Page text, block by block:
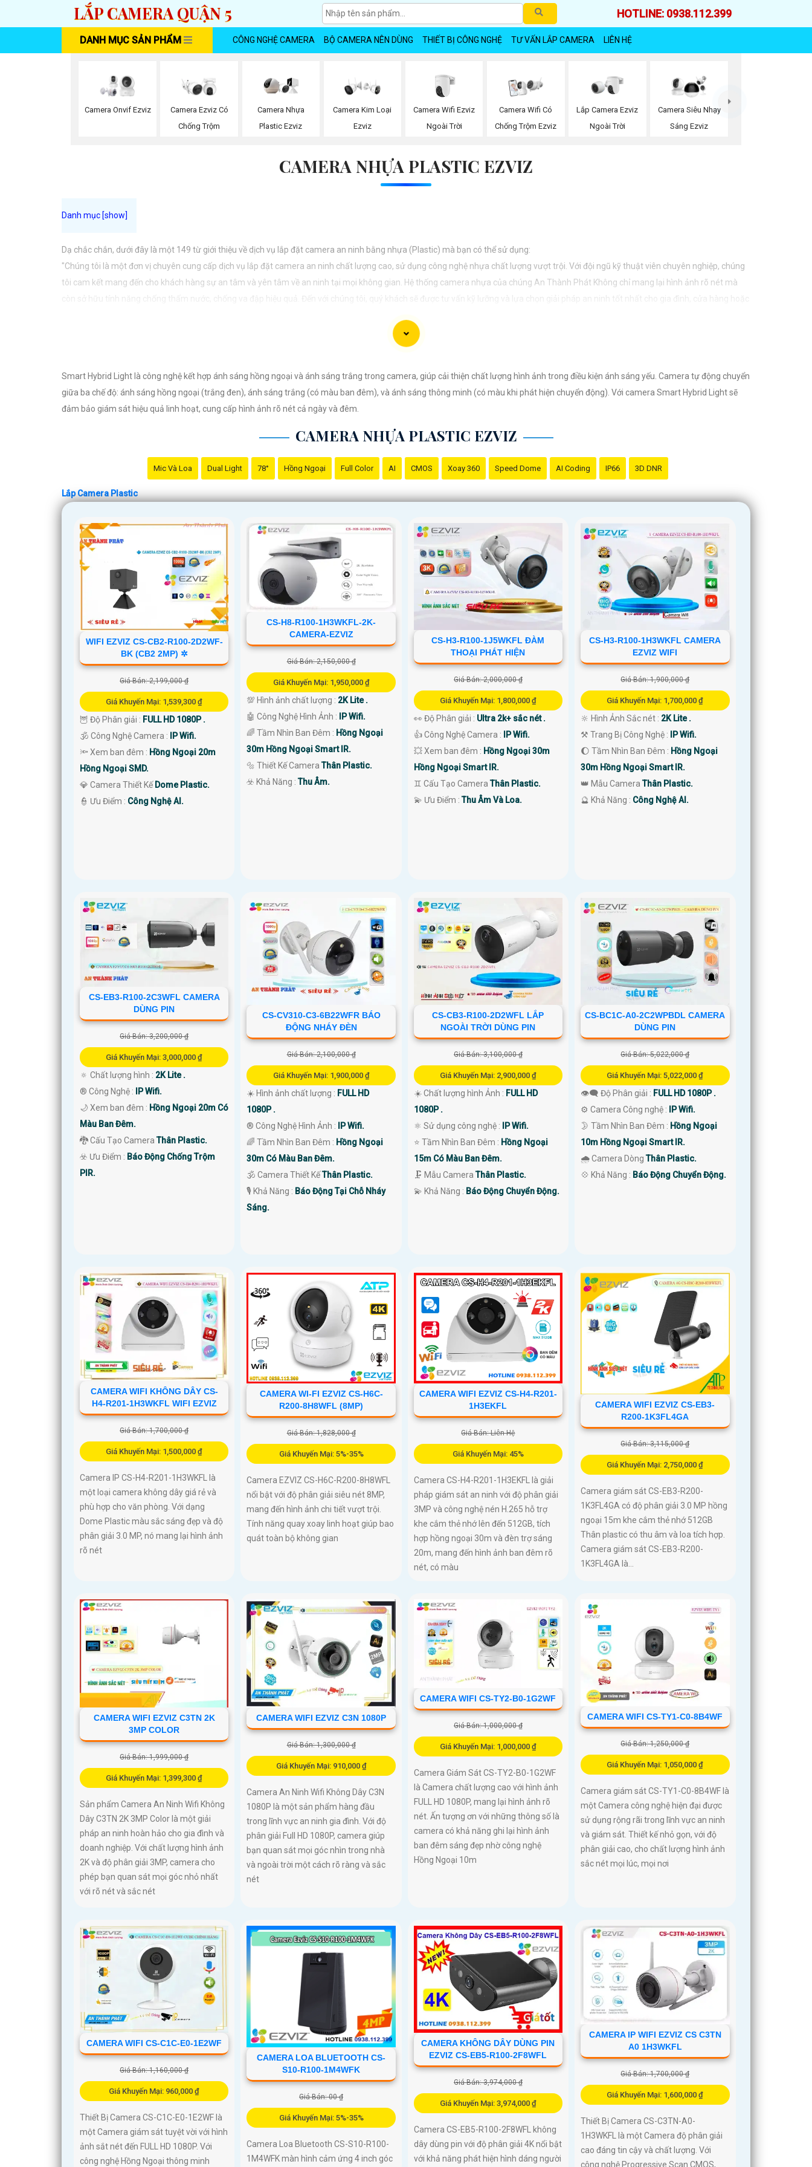
LẮP CAMERA QUẬN 5 HOTLINE: 0938.112.399
DANH MỤC SẢN PHẨM CÔNG NGHỆ CAMERA BỘ CAMERA NÊN DÙNG THIẾT BỊ CÔNG NGHỆ TƯ VẤN LẮP CAMERA LIÊN HỆ
Camera Onvif Ezviz
Camera Ezviz Có
Chống Trộm
Camera Nhựa
Plastic Ezviz
Camera Kim Loại
Ezviz
Camera Wifi Ezviz
Ngoài Trời
Camera Wifi Có
Chống Trộm Ezviz
Lắp Camera Ezviz
Ngoài Trời
Camera Siêu Nhạy
Sáng Ezviz
CAMERA NHỰA PLASTIC EZVIZ
Dạ chắc chắn, dưới đây là một 149 từ giới thiệu về dịch vụ lắp đặt camera an ninh bằng nhựa (Plastic) mà bạn có thể sử dụng:
"Chúng tôi là một đơn vị chuyên cung cấp dịch vụ lắp đặt camera an ninh chất lượng cao, sử dụng công nghệ nhựa chất lượng vượt trội. Với đội ngũ kỹ thuật viên chuyên nghiệp, chúng
tôi cam kết mang đến cho khách hàng sự an tâm và yên tâm về an ninh tại mọi không gian. Hệ thống camera nhựa của chúng An Thành Phát Không chỉ mang lại hình ảnh rõ nét mà
còn sở hữu tính năng chống thấm nước, chống va đập hiệu quả. Đến với chúng tôi, quý khách sẽ được tư vấn kỹ lưỡng và lựa chọn giải pháp an ninh tốt nhất cho gia đình, cửa hàng hoặc
Smart Hybrid Light là công nghệ kết hợp ánh sáng hồng ngoại và ánh sáng trắng trong camera, giúp cải thiện chất lượng hình ảnh trong điều kiện ánh sáng yếu. Camera tự động chuyển
giữa ba chế độ: ánh sáng hồng ngoại (trắng đen), ánh sáng trắng (có màu ban đêm), và ánh sáng thông minh (có màu khi phát hiện chuyển động). Với camera Smart Hybrid Light sẽ
đảm bảo giám sát hiệu quả linh hoạt, cung cấp hình ảnh rõ nét cả ngày và đêm.
CAMERA NHỰA PLASTIC EZVIZ
Mic Và Loa Dual Light 78° Hồng Ngoại Full Color AI CMOS Xoay 360 Speed Dome AI Coding IP66 3D DNR
Lắp Camera Plastic
WIFI EZVIZ CS-CB2-R100-2D2WF-
BK (CB2 2MP) ✲
Giá Bán: 2,199,000 ₫
Giá Khuyến Mại: 1,539,300 ₫
🦉 Độ Phân giải : FULL HD 1080P .
🕉️ Công Nghệ Camera :
IP Wifi.
🔦 Xem ban đêm : Hồng Ngoại 20m
Hồng Ngoại SMD.
💎 Camera Thiết Kế Dome Plastic.
️👮 Ưu Điểm : Công Nghệ AI.
CS-H8-R100-1H3WKFL-2K-
CAMERA-EZVIZ
Giá Bán: 2,150,000 ₫
Giá Khuyến Mại: 1,950,000 ₫
💯 Hình ảnh chất lượng : 2K Lite .
🤖️ Công Nghệ Hình Ảnh :
IP Wifi.
🌈 Tầm Nhìn Ban Đêm : Hồng Ngoại
30m Hồng Ngoại Smart IR.
🔩 Thiết Kế CameraThân Plastic.
️☣️ Khả Năng :Thu Âm.
CS-H3-R100-1J5WKFL ĐÀM
THOẠI PHÁT HIỆN
Giá Bán: 2,000,000 ₫
Giá Khuyến Mại: 1,800,000 ₫
👀 Độ Phân giải : Ultra 2k+ sắc nét .
👍 Công Nghệ Camera :
IP Wifi.
💥 Xem ban đêm : Hồng Ngoại 30m
Hồng Ngoại Smart IR.
♊ Cấu Tạo CameraThân Plastic.
️💫 Ưu Điểm :Thu Âm Và Loa.
CS-H3-R100-1H3WKFL CAMERA
EZVIZ WIFI
Giá Bán: 1,900,000 ₫
Giá Khuyến Mại: 1,700,000 ₫
🔆 Hình Ảnh Sắc nét : 2K Lite .
⚒ Trang Bị Công Nghệ :
IP Wifi.
🌔 Tầm Nhìn Ban Đêm : Hồng Ngoại
30m Hồng Ngoại Smart IR.
👑 Mẫu CameraThân Plastic.
️🔮 Khả Năng : Công Nghệ AI.
CS-EB3-R100-2C3WFL CAMERA
DÙNG PIN
Giá Bán: 3,200,000 ₫
Giá Khuyến Mại: 3,000,000 ₫
🔅 Chất lượng hình : 2K Lite .
®️ Công Nghệ :
IP Wifi.
🌙 Xem ban đêm : Hồng Ngoại 20m Có
Màu Ban Đêm.
🐉️ Cấu Tạo CameraThân Plastic.
️☣️ Ưu Điểm : Báo Động Chống Trộm
PIR.
CS-CV310-C3-6B22WFR BÁO
ĐỘNG NHÁY ĐÈN
Giá Bán: 2,100,000 ₫
Giá Khuyến Mại: 1,900,000 ₫
☀️ Hình ảnh chất lượng : FULL HD
1080P .
®️ Công Nghệ Hình Ảnh :
IP Wifi.
🌈 Tầm Nhìn Ban Đêm : Hồng Ngoại
30m Có Màu Ban Đêm.
🕉️ Camera Thiết KếThân Plastic.
️🎙 Khả Năng : Báo Động Tại Chỗ Nháy
Sáng.
CS-CB3-R100-2D2WFL LẮP
NGOÀI TRỜI DÙNG PIN
Giá Bán: 3,100,000 ₫
Giá Khuyến Mại: 2,900,000 ₫
☀️ Chất lượng hình Ảnh : FULL HD
1080P .
⚛️ Sử dụng công nghệ :
IP Wifi.
⭐ Tầm Nhìn Ban Đêm : Hồng Ngoại
15m Có Màu Ban Đêm.
🗜️ Mẫu CameraThân Plastic.
️💫 Khả Năng : Báo Động Chuyển Động.
CS-BC1C-A0-2C2WPBDL CAMERA
DÙNG PIN
Giá Bán: 5,022,000 ₫
Giá Khuyến Mại: 5,022,000 ₫
👁️‍🗨 Độ Phân giải : FULL HD 1080P .
⚙ Camera Công nghệ :
IP Wifi.
🌛 Tầm Nhìn Ban Đêm : Hồng Ngoại
10m Hồng Ngoại Smart IR.
🌧️ Camera DòngThân Plastic.
️💠 Khả Năng : Báo Động Chuyển Động.
CAMERA WIFI KHÔNG DÂY CS-
H4-R201-1H3WKFL WIFI EZVIZ
Giá Bán: 1,700,000 ₫
Giá Khuyến Mại: 1,500,000 ₫
Camera IP CS-H4-R201-1H3WKFL là
một loại camera không dây giá rẻ và
phù hợp cho văn phòng. Với dạng
Dome Plastic màu sắc sáng đẹp và độ
phân giải 3.0 MP, nó mang lại hình ảnh
rõ nét
CAMERA WI-FI EZVIZ CS-H6C-
R200-8H8WFL (8MP)
Giá Bán: 1,828,000 ₫
Giá Khuyến Mại: 5%-35%
Camera EZVIZ CS-H6C-R200-8H8WFL
nổi bật với độ phân giải siêu nét 8MP,
mang đến hình ảnh chi tiết vượt trội.
Tính năng quay xoay linh hoạt giúp bao
quát toàn bộ không gian
CAMERA WIFI EZVIZ CS-H4-R201-
1H3EKFL
Giá Bán: Liên Hệ
Giá Khuyến Mại: 45%
Camera CS-H4-R201-1H3EKFL là giải
pháp giám sát an ninh với độ phân giải
3MP và công nghệ nén H.265 hỗ trợ
khe cắm thẻ nhớ lên đến 512GB, tích
hợp hồng ngoại 30m và đèn trợ sáng
20m, mang đến hình ảnh ban đêm rõ
nét, có màu
CAMERA WIFI EZVIZ CS-EB3-
R200-1K3FL4GA
Giá Bán: 3,115,000 ₫
Giá Khuyến Mại: 2,750,000 ₫
Camera giám sát CS-EB3-R200-
1K3FL4GA có độ phân giải 3.0 MP hồng
ngoại 15m khe cắm thẻ nhớ 512GB
Thân plastic có thu âm và loa tích hợp.
Camera giám sát CS-EB3-R200-
1K3FL4GA là...
CAMERA WIFI EZVIZ C3TN 2K
3MP COLOR
Giá Bán: 1,999,000 ₫
Giá Khuyến Mại: 1,399,300 ₫
Sản phẩm Camera An Ninh Wifi Không
Dây C3TN 2K 3MP Color là một giải
pháp an ninh hoàn hảo cho gia đình và
doanh nghiệp. Với chất lượng hình ảnh
2K và độ phân giải 3MP, camera cho
phép bạn quan sát mọi góc nhỏ nhất
với rõ nét và sắc nét
CAMERA WIFI EZVIZ C3N 1080P
Giá Bán: 1,300,000 ₫
Giá Khuyến Mại: 910,000 ₫
Camera An Ninh Wifi Không Dây C3N
1080P là một sản phẩm hàng đầu
trong lĩnh vực an ninh gia đình. Với độ
phân giải Full HD 1080P, camera giúp
bạn quan sát mọi góc nhìn trong nhà
và ngoài trời một cách rõ ràng và sắc
nét
CAMERA WIFI CS-TY2-B0-1G2WF
Giá Bán: 1,000,000 ₫
Giá Khuyến Mại: 1,000,000 ₫
Camera Giám Sát CS-TY2-B0-1G2WF
là Camera chất lượng cao với hình ảnh
FULL HD 1080P, mang lại hình ảnh rõ
nét. Ấn tượng ơn với những thông số là
camera có khả năng ghi lại hình ảnh
ban đêm sáng đẹp nhờ công nghệ
Hồng Ngoại 10m
CAMERA WIFI CS-TY1-C0-8B4WF
Giá Bán: 1,250,000 ₫
Giá Khuyến Mại: 1,050,000 ₫
Camera giám sát CS-TY1-C0-8B4WF là
một Camera công nghệ hiện đại được
sử dụng rộng rãi trong lĩnh vực an ninh
và giám sát. Thiết kế nhỏ gọn, với độ
phân giải cao, cho chất lượng hình ảnh
sắc nét mọi lúc, mọi nơi
CAMERA WIFI CS-C1C-E0-1E2WF
Giá Bán: 1,160,000 ₫
Giá Khuyến Mại: 960,000 ₫
Thiết Bị Camera CS-C1C-E0-1E2WF là
một Camera giám sát tuyệt vời với hình
ảnh sắt nét đến FULL HD 1080P. Với
công nghệ Hồng Ngoại thông minh
CAMERA LOA BLUETOOTH CS-
S10-R100-1M4WFK
Giá Bán: 00 ₫
Giá Khuyến Mại: 5%-35%
Camera Loa Bluetooth CS-S10-R100-
1M4WFK màn hình cảm ứng 4 inch góc
CAMERA KHÔNG DÂY DÙNG PIN
EZVIZ CS-EB5-R100-2F8WFL
Giá Bán: 3,974,000 ₫
Giá Khuyến Mại: 3,974,000 ₫
Camera CS-EB5-R100-2F8WFL không
dây dùng pin với độ phân giải 4K nổi bật
với khả năng phát hiện hình dáng người
CAMERA IP WIFI EZVIZ CS C3TN
A0 1H3WKFL
Giá Bán: 1,700,000 ₫
Giá Khuyến Mại: 1,600,000 ₫
Thiết Bị Camera CS-C3TN-A0-
1H3WKFL là một Camera độ phân giải
cao đáng tin cậy và chất lượng. Với
công nghệ Progressive Scan CMOS,